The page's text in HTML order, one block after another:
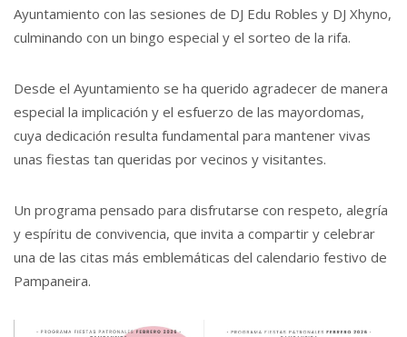
Ayuntamiento con las sesiones de DJ Edu Robles y DJ Xhyno,
culminando con un bingo especial y el sorteo de la rifa.
Desde el Ayuntamiento se ha querido agradecer de manera
especial la implicación y el esfuerzo de las mayordomas,
cuya dedicación resulta fundamental para mantener vivas
unas fiestas tan queridas por vecinos y visitantes.
Un programa pensado para disfrutarse con respeto, alegría
y espíritu de convivencia, que invita a compartir y celebrar
una de las citas más emblemáticas del calendario festivo de
Pampaneira.